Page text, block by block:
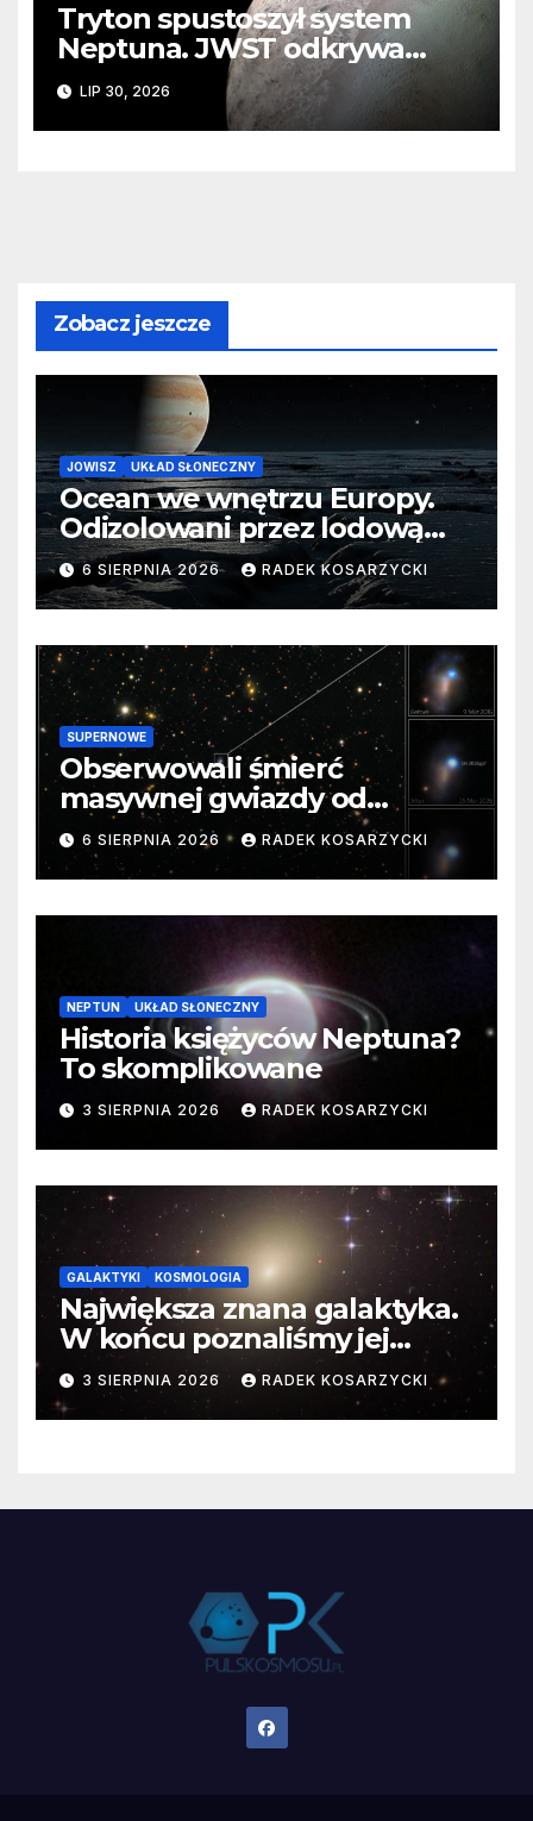
Tryton spustoszył system
Neptuna. JWST odkrywa
ślady kosmicznej katastrofy i
zaginionego lodu
LIP 30, 2026
Zobacz jeszcze
JOWISZ UKŁAD SŁONECZNY
Ocean we wnętrzu Europy.
Odizolowani przez lodową
barierę
6 SIERPNIA 2026 RADEK KOSARZYCKI
SUPERNOWE
Obserwowali śmierć
masywnej gwiazdy od
samego początku. Niezwykle
cenne dane
6 SIERPNIA 2026 RADEK KOSARZYCKI
NEPTUN UKŁAD SŁONECZNY
Historia księżyców Neptuna?
To skomplikowane
3 SIERPNIA 2026 RADEK KOSARZYCKI
GALAKTYKI KOSMOLOGIA
Największa znana galaktyka.
W końcu poznaliśmy jej
faktyczne wymiary
3 SIERPNIA 2026 RADEK KOSARZYCKI